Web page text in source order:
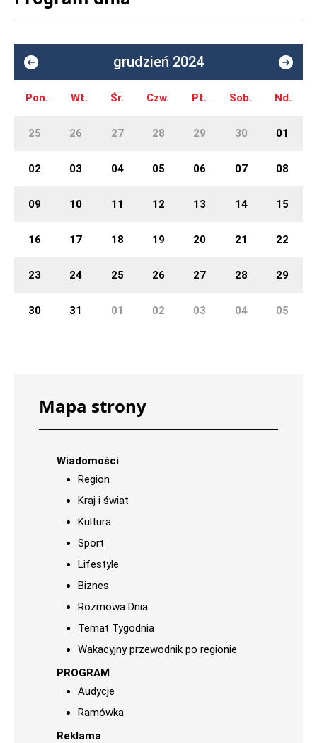
grudzień 2024
Pon. Wt. Śr. Czw. Pt. Sob. Nd.
25 26 27 28 29 30 01
02 03 04 05 06 07 08
09 10 11 12 13 14 15
16 17 18 19 20 21 22
23 24 25 26 27 28 29
30 31 01 02 03 04 05
Mapa strony
Wiadomości
Region
Kraj i świat
Kultura
Sport
Lifestyle
Biznes
Rozmowa Dnia
Temat Tygodnia
Wakacyjny przewodnik po regionie
PROGRAM
Audycje
Ramówka
Reklama